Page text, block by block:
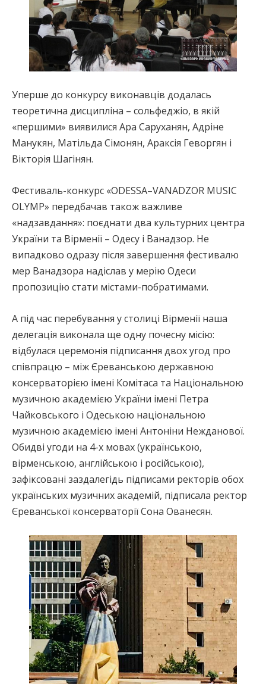
Уперше до конкурсу виконавців додалась
теоретична дисципліна – сольфеджіо, в якій
«першими» виявилися Ара Саруханян, Адріне
Манукян, Матільда Сімонян, Араксія Геворгян і
Вікторія Шагінян.
Фестиваль-конкурс «ODESSA–VANADZOR MUSIC
OLYMP» передбачав також важливе
«надзавдання»: поєднати два культурних центра
України та Вірменії – Одесу і Ванадзор. Не
випадково одразу після завершення фестивалю
мер Ванадзора надіслав у мерію Одеси
пропозицію стати містами-побратимами.
А під час перебування у столиці Вірменії наша
делегація виконала ще одну почесну місію:
відбулася церемонія підписання двох угод про
співпрацю – між Єреванською державною
консерваторією імені Комітаса та Національною
музичною академією України імені Петра
Чайковського і Одеською національною
музичною академією імені Антоніни Нежданової.
Обидві угоди на 4-х мовах (українською,
вірменською, англійською і російською),
зафіксовані заздалегідь підписами ректорів обох
українських музичних академій, підписала ректор
Єреванської консерваторії Сона Ованесян.